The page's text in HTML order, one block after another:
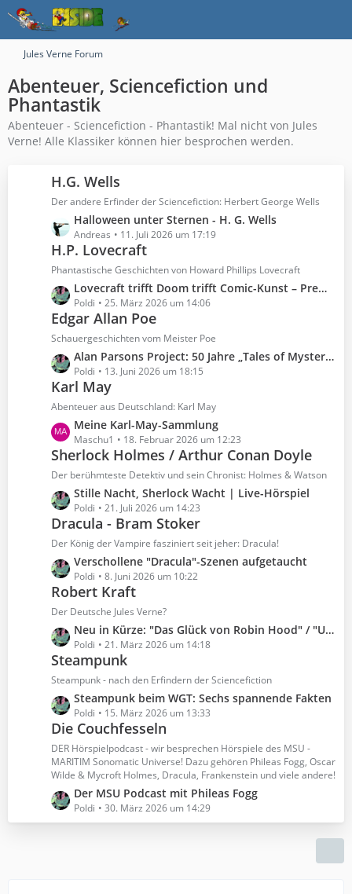
Jules Verne Forum
Abenteuer, Sciencefiction und
Phantastik
Abenteuer - Sciencefiction - Phantastik! Mal nicht von Jules
Verne! Alle Klassiker können hier besprochen werden.
H.G. Wells
Der andere Erfinder der Sciencefiction: Herbert George Wells
L
e
t
z
e
B
i
t
r
ä
g
e
Halloween unter Sternen - H. G. Wells
Andreas 11. Juli 2026 um 17:19
H.P. Lovecraft
Phantastische Geschichten von Howard Phillips Lovecraft
L
e
t
z
e
B
i
t
r
ä
g
e
Lovecraft trifft Doom trifft Comic-Kunst – Premiere in Berlin
Poldi 25. März 2026 um 14:06
Edgar Allan Poe
Schauergeschichten vom Meister Poe
L
e
t
z
e
B
i
t
r
ä
g
e
Alan Parsons Project: 50 Jahre „Tales of Mystery and Imagination“
Poldi 13. Juni 2026 um 18:15
Karl May
Abenteuer aus Deutschland: Karl May
L
e
t
z
e
B
i
t
r
ä
g
e
Meine Karl-May-Sammlung
Maschu1 18. Februar 2026 um 12:23
Sherlock Holmes / Arthur Conan Doyle
Der berühmteste Detektiv und sein Chronist: Holmes & Watson
L
e
t
z
e
B
i
t
r
ä
g
e
Stille Nacht, Sherlock Wacht | Live-Hörspiel
Poldi 21. Juli 2026 um 14:23
Dracula - Bram Stoker
Der König der Vampire fasziniert seit jeher: Dracula!
L
e
t
z
e
B
i
t
r
ä
g
e
Verschollene "Dracula"-Szenen aufgetaucht
Poldi 8. Juni 2026 um 10:22
Robert Kraft
Der Deutsche Jules Verne?
L
e
t
z
e
B
i
t
ä
Neu in Kürze: "Das Glück von Robin Hood" / "Untersee-Teufel"
Poldi 21. März 2026 um 14:18
Steampunk
Steampunk - nach den Erfindern der Sciencefiction
L
e
t
z
t
e
B
e
i
Steampunk beim WGT: Sechs spannende Fakten
Poldi 15. März 2026 um 13:33
Die Couchfesseln
DER Hörspielpodcast - wir besprechen Hörspiele des MSU -
MARITIM Sonomatic Universe! Dazu gehören Phileas Fogg, Oscar
Wilde & Mycroft Holmes, Dracula, Frankenstein und viele andere!
L
e
t
Der MSU Podcast mit Phileas Fogg
Poldi 30. März 2026 um 14:29